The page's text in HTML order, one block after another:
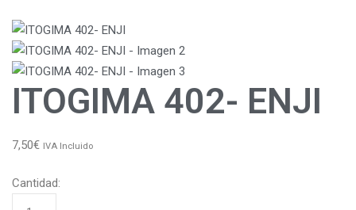
ITOGIMA 402- ENJI
7,50€ IVA Incluido
Cantidad: